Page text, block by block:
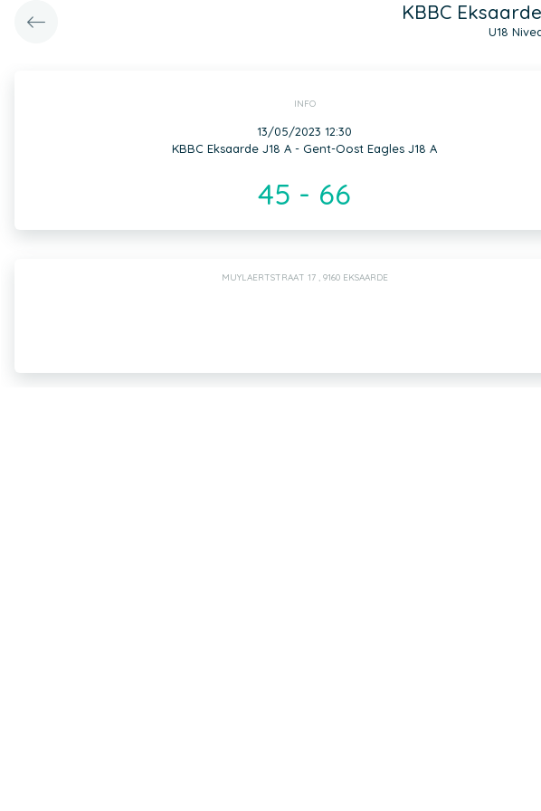
KBBC
U18
INFO
13/05/2023 12:30
KBBC Eksaarde J18 A - Gent-Oost Eagles J18 A
45 - 66
MUYLAERTSTRAAT 17 , 9160 EKSAARDE